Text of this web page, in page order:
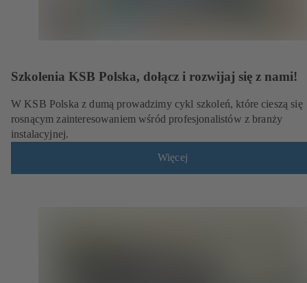
Szkolenia KSB Polska, dołącz i rozwijaj się z nami!
W KSB Polska z dumą prowadzimy cykl szkoleń, które cieszą się
rosnącym zainteresowaniem wśród profesjonalistów z branży
instalacyjnej.
Więcej